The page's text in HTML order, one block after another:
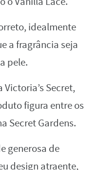
idealmente
a fragrância seja
pele.
Secret,
figura entre os
Secret Gardens.
generosa de
design atraente,